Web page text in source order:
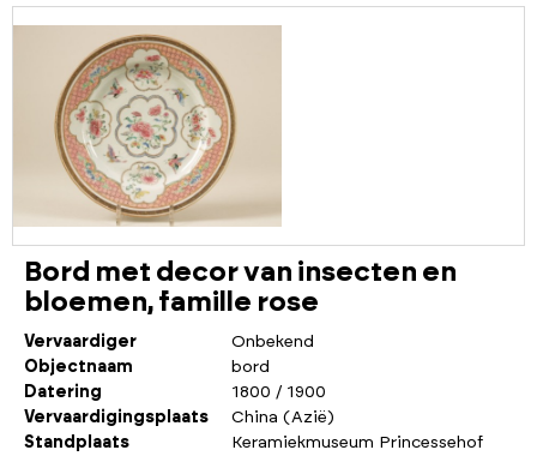
Bord met decor van insecten en
bloemen, famille rose
Vervaardiger
Onbekend
Objectnaam
bord
Datering
1800 / 1900
Vervaardigingsplaats
China (Azië)
Standplaats
Keramiekmuseum Princessehof